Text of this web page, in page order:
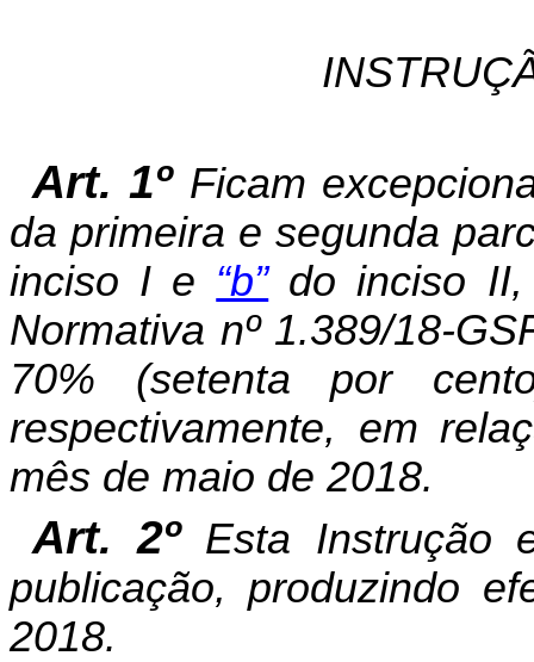
Art. 1º Ficam
da primeira e segunda
inciso I e “b”do inciso
Normativa nº 1.389/18-
70% (setenta por
respectivamente, em
mês de maio de 2018.
Art. 2º Esta Instrução
publicação, produzindo
2018.